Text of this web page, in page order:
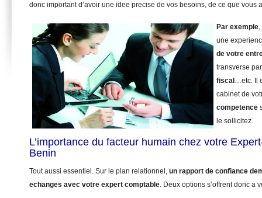
donc important d’avoir une idee precise de vos besoins, de ce que vous
Par exemple
une
de votre
transverse
fiscal …etc. Il
cabinet de
competence
le sollicitez.
L’importance du facteur humain chez votre
Benin
Tout aussi essentiel. Sur le plan relationnel, un rapport de confiance
echanges avec votre expert comptable. Deux options s’offrent donc a